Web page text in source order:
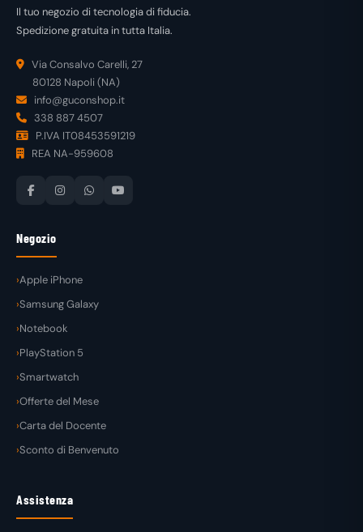
Il tuo negozio di tecnologia di fiducia.
Spedizione gratuita in tutta Italia.
Via Consalvo Carelli, 27
80128 Napoli (NA)
info@guconshop.it
338 887 4507
P.IVA IT08453591219
REA NA-959608
Negozio
Apple iPhone
Samsung Galaxy
Notebook
PlayStation 5
Smartwatch
Offerte del Mese
Carta del Docente
Sconto di Benvenuto
Assistenza